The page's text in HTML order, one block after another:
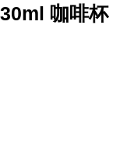
咖啡杯